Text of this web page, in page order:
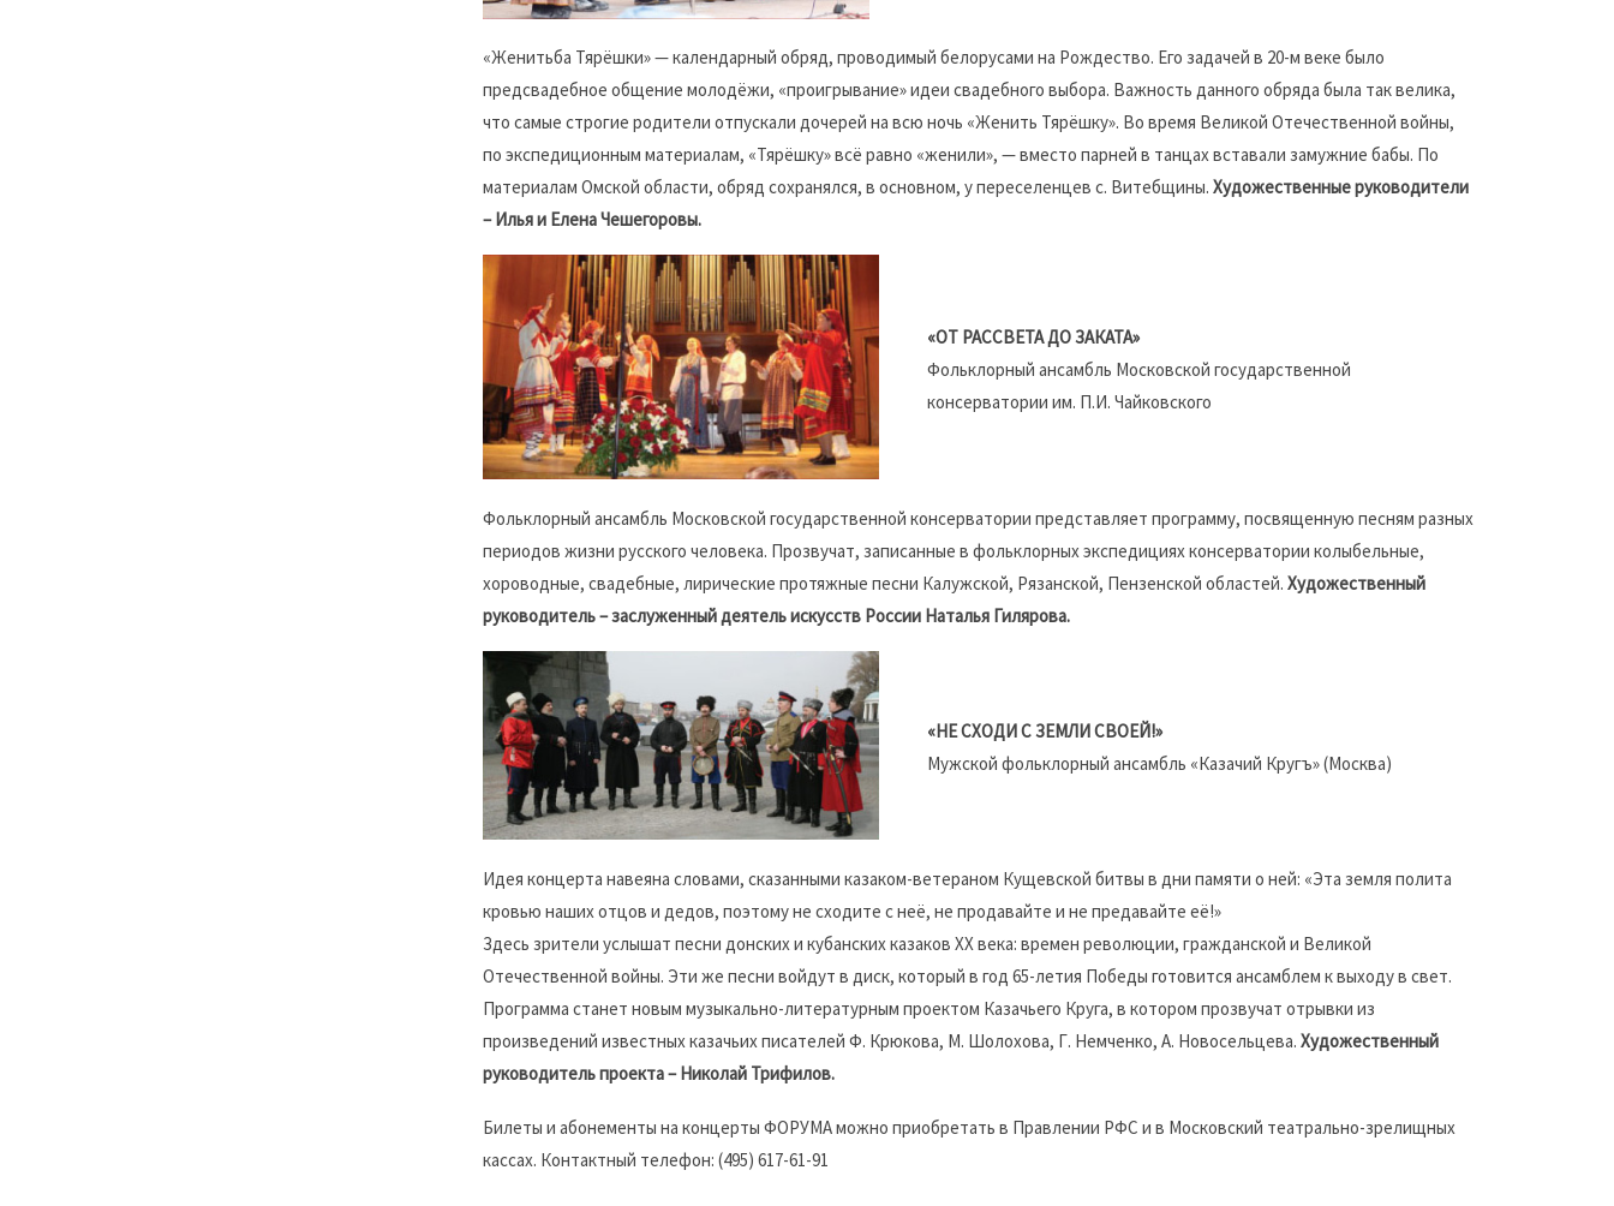
«Женитьба Тярёшки» — календарный обряд, проводимый белорусами на Рождество. Его задачей в 20-м веке было
предсвадебное общение молодёжи, «проигрывание» идеи свадебного выбора. Важность данного обряда была так велика,
что самые строгие родители отпускали дочерей на всю ночь «Женить Тярёшку». Во время Великой Отечественной войны,
по экспедиционным материалам, «Тярёшку» всё равно «женили», — вместо парней в танцах вставали замужние бабы. По
материалам Омской области, обряд сохранялся, в основном, у переселенцев с. Витебщины. Художественные руководители
– Илья и Елена Чешегоровы.
«ОТ РАССВЕТА ДО ЗАКАТА»
Фольклорный ансамбль Московской государственной
консерватории им. П.И. Чайковского
Фольклорный ансамбль Московской государственной консерватории представляет программу, посвященную песням разных
периодов жизни русского человека. Прозвучат, записанные в фольклорных экспедициях консерватории колыбельные,
хороводные, свадебные, лирические протяжные песни Калужской, Рязанской, Пензенской областей. Художественный
руководитель – заслуженный деятель искусств России Наталья Гилярова.
«НЕ СХОДИ С ЗЕМЛИ СВОЕЙ!»
Мужской фольклорный ансамбль «Казачий Кругъ» (Москва)
Идея концерта навеяна словами, сказанными казаком-ветераном Кущевской битвы в дни памяти о ней: «Эта земля полита
кровью наших отцов и дедов, поэтому не сходите с неё, не продавайте и не предавайте её!»
Здесь зрители услышат песни донских и кубанских казаков XX века: времен революции, гражданской и Великой
Отечественной войны. Эти же песни войдут в диск, который в год 65-летия Победы готовится ансамблем к выходу в свет.
Программа станет новым музыкально-литературным проектом Казачьего Круга, в котором прозвучат отрывки из
произведений известных казачьих писателей Ф. Крюкова, М. Шолохова, Г. Немченко, А. Новосельцева. Художественный
руководитель проекта – Николай Трифилов.
Билеты и абонементы на концерты ФОРУМА можно приобретать в Правлении РФС и в Московский театрально-зрелищных
кассах. Контактный телефон: (495) 617-61-91